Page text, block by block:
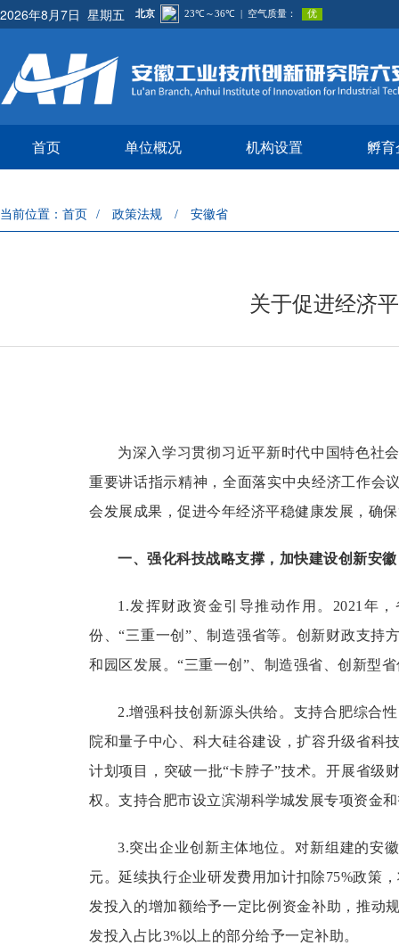
2026年8月7日 星期五
首页 单位概况 机构设置 孵
当前位置： 首页 / 政策法规 / 安徽省
关于促进经济
为深入学习贯彻习近平新时代中国特色社
重要讲话指示精神，全面落实中央经济工作会
会发展成果，促进今年经济平稳健康发展，确
一、强化科技战略支撑，加快建设创新安徽
1.发挥财政资金引导推动作用。 2021年
份、“三重一创”、制造强省等。创新财政支持
和园区发展。“三重一创”、制造强省、创新型
2.增强科技创新源头供给。 支持合肥综合
院和量子中心、科大硅谷建设，扩容升级省科
计划项目，突破一批“卡脖子”技术。开展省级
权。支持合肥市设立滨湖科学城发展专项资金
3.突出企业创新主体地位。 对新组建的安
元。延续执行企业研发费用加计扣除75%政策
发投入的增加额给予一定比例资金补助，推动
发投入占比3%以上的部分给予一定补助。